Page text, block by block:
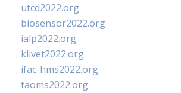
utcd2022.org
biosensor2022.org
ialp2022.org
klivet2022.org
ifac-hms2022.org
taoms2022.org